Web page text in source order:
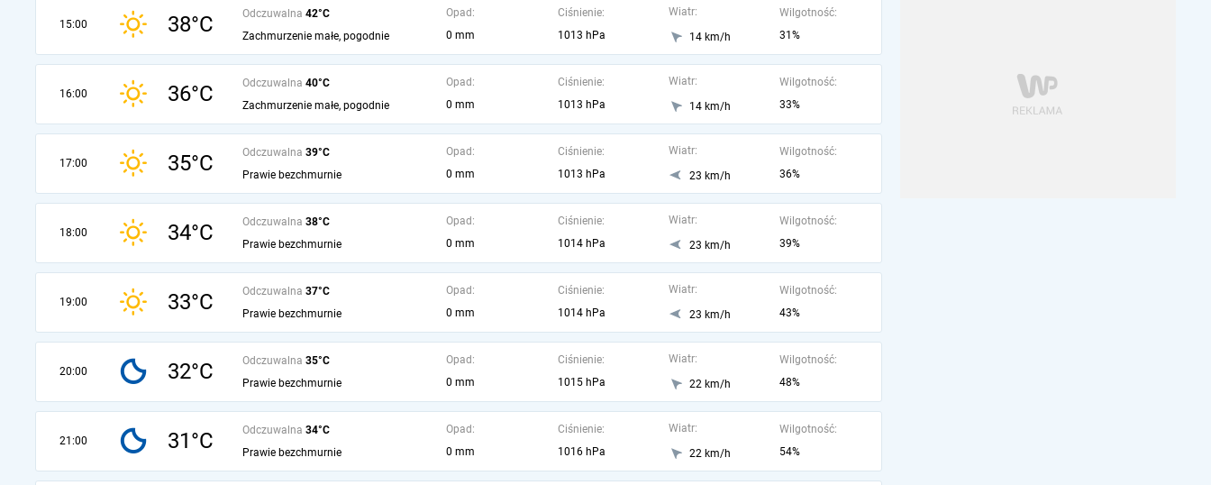
15:00 38°C Odczuwalna 42°C
Zachmurzenie małe, pogodnie
Opad:
0 mm
Ciśnienie:
1013 hPa
Wiatr:
14 km/h
Wilgotność:
31%
16:00 36°C Odczuwalna 40°C
Zachmurzenie małe, pogodnie
Opad:
0 mm
Ciśnienie:
1013 hPa
Wiatr:
14 km/h
Wilgotność:
33%
17:00 35°C Odczuwalna 39°C
Prawie bezchmurnie
Opad:
0 mm
Ciśnienie:
1013 hPa
Wiatr:
23 km/h
Wilgotność:
36%
18:00 34°C Odczuwalna 38°C
Prawie bezchmurnie
Opad:
0 mm
Ciśnienie:
1014 hPa
Wiatr:
23 km/h
Wilgotność:
39%
19:00 33°C Odczuwalna 37°C
Prawie bezchmurnie
Opad:
0 mm
Ciśnienie:
1014 hPa
Wiatr:
23 km/h
Wilgotność:
43%
20:00 32°C Odczuwalna 35°C
Prawie bezchmurnie
Opad:
0 mm
Ciśnienie:
1015 hPa
Wiatr:
22 km/h
Wilgotność:
48%
21:00 31°C Odczuwalna 34°C
Prawie bezchmurnie
Opad:
0 mm
Ciśnienie:
1016 hPa
Wiatr:
22 km/h
Wilgotność:
54%